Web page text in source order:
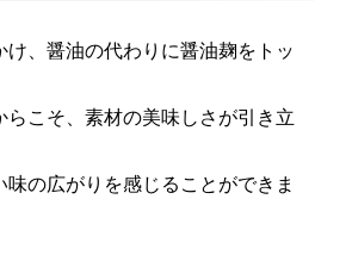
け、醤油の代わりに醤油麹をトッ
らこそ、素材の美味しさが引き立
の広がりを感じることができま